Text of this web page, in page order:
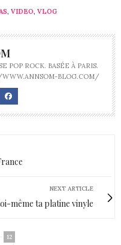
, VIDEO, VLOG
POP ROCK. BASÉE À PARIS.
BLOG.COM/
NEXT ARTICLE
même ta platine vinyle
12